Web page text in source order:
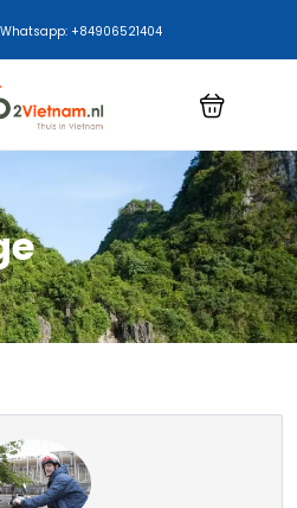
Whatsapp: +84906521404